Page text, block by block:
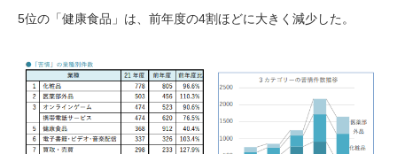
5位の「健康食品」は、前年度の4割ほどに大きく減少した。